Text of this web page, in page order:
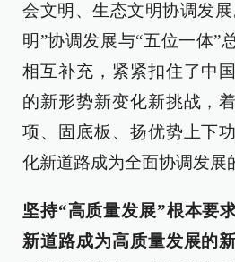
会文明、生态文明协调发
明”协调发展与“五位一体”
相互补充，紧紧扣住了中
的新形势新变化新挑战，
项、固底板、扬优势上下
化新道路成为全面协调发展
坚持“高质量发展”根本要
新道路成为高质量发展的